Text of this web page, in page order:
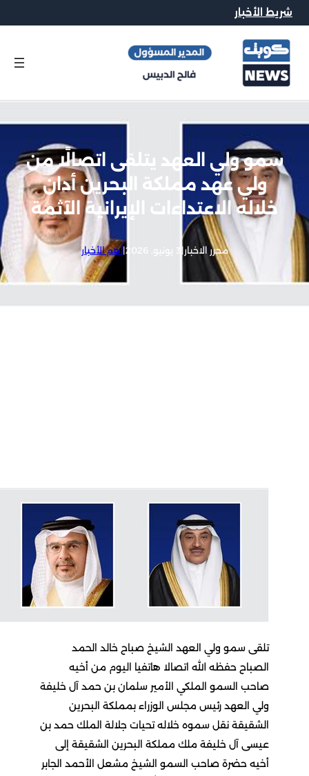
شريط الأخبار
سمو ولي العهد يتلقى اتصالًا من
ولي عهد مملكة البحرين أدان
خلاله الاعتداءات الإيرانية الآثمة
محرر الاخبار|3 يونيو, 2026 | أهم الأخبار
تلقى سمو ولي العهد الشيخ صباح خالد الحمد
الصباح حفظه الله اتصالا هاتفيا اليوم من أخيه
صاحب السمو الملكي الأمير سلمان بن حمد آل خليفة
ولي العهد رئيس مجلس الوزراء بمملكة البحرين
الشقيقة نقل سموه خلاله تحيات جلالة الملك حمد بن
عيسى آل خليفة ملك مملكة البحرين الشقيقة إلى
أخيه حضرة صاحب السمو الشيخ مشعل الأحمد الجابر